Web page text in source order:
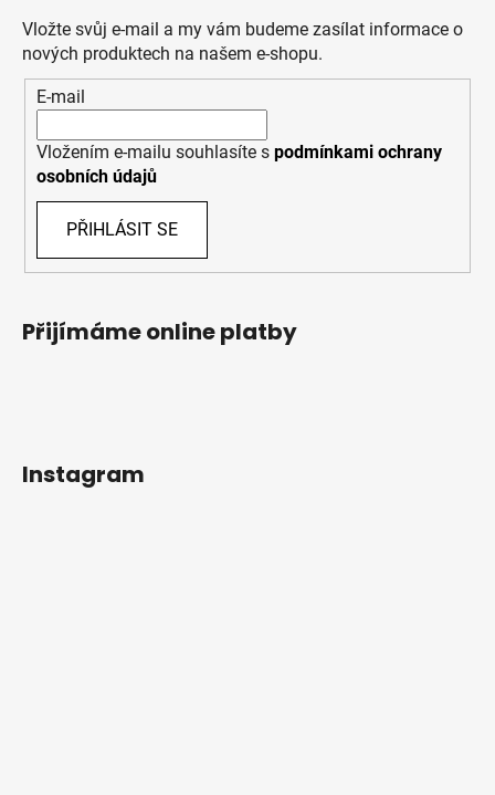
Vložte svůj e-mail a my vám budeme zasílat informace o
nových produktech na našem e-shopu.
E-mail
Vložením e-mailu souhlasíte s podmínkami ochrany
osobních údajů
PŘIHLÁSIT SE
Přijímáme online platby
Instagram